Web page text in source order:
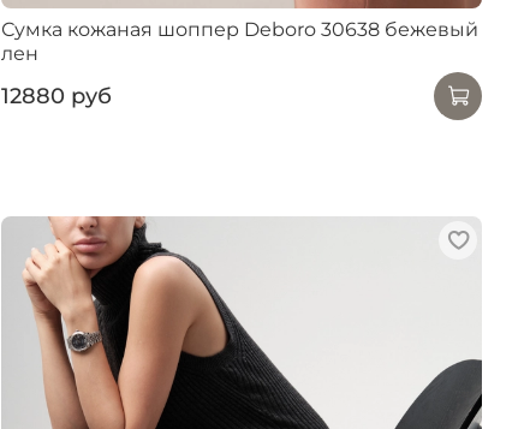
Сумка кожаная шоппер Deboro 30638 бежевый
лен
12880 руб